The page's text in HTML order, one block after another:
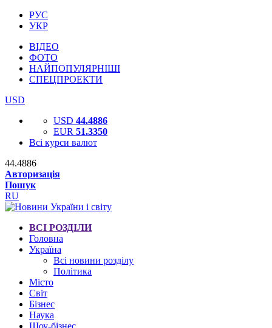
РУС
УКР
ВІДЕО
ФОТО
НАЙПОПУЛЯРНІШІ
СПЕЦПРОЕКТИ
USD
USD 44.4886
EUR 51.3350
Всі курси валют
44.4886
Авторизація
Пошук
RU
ВСІ РОЗДІЛИ
Головна
Україна
Всі новини розділу
Політика
Місто
Світ
Бізнес
Наука
Шоу-бізнес